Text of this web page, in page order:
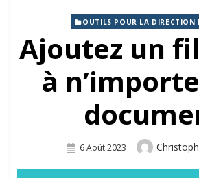
OUTILS POUR LA DIRECTION
Ajoutez un
à
Posted
6 Août 2023 Author